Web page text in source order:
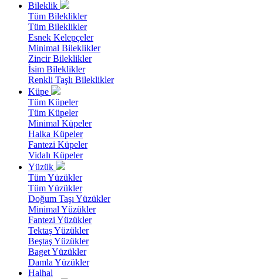
Bileklik
Tüm Bileklikler
Tüm Bileklikler
Esnek Kelepçeler
Minimal Bileklikler
Zincir Bileklikler
İsim Bileklikler
Renkli Taşlı Bileklikler
Küpe
Tüm Küpeler
Tüm Küpeler
Minimal Küpeler
Halka Küpeler
Fantezi Küpeler
Vidalı Küpeler
Yüzük
Tüm Yüzükler
Tüm Yüzükler
Doğum Taşı Yüzükler
Minimal Yüzükler
Fantezi Yüzükler
Tektaş Yüzükler
Beştaş Yüzükler
Baget Yüzükler
Damla Yüzükler
Halhal